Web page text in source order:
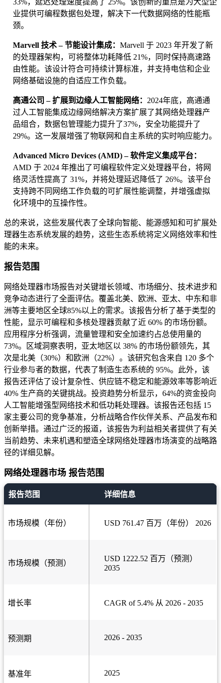
33%，延迟处理速度提高了 25%。该创新的重点是为大型企
业提供可编程数据包处理，解决下一代数据网络的性能瓶
颈。
Marvell 技术 – 节能设计集成： Marvell 于 2023 年开发了新
的处理器架构，可将整体功耗降低 21%，同时保持高速路
由性能。该设计符合可持续计算标准，并支持电信和企业
网络基础设施的自适应工作负载。
高通公司 – 扩展到边缘人工智能网络： 2024年底，高通通
过人工智能集成边缘网络解决方案扩展了其网络处理器产
品组合，数据包管理能力提升了37%，安全功能提升了
29%。这一发展增强了物联网和自主系统的实时响应能力。
Advanced Micro Devices (AMD) – 软件定义集成平台：
AMD 于 2024 年推出了可编程软件定义处理器平台，将网
络灵活性提高了 31%，并将处理延迟降低了 26%。该平台
支持跨不同网络工作负载的可扩展性能调整，并增强虚拟
化环境中的互操作性。
总的来说，这些发展代表了全球向智能、能源感知和可扩展处
理器生态系统发展的趋势，这些生态系统将定义网络效率和性
能的未来。
报告范围
网络处理器市场报告对关键增长领域、市场细分、技术进步和
竞争动态进行了全面评估。覆盖北美、欧洲、亚太、中东和非
洲等主要地区全球85%以上的需求。该报告分析了基于类型的
性能，显示可编程和多核处理器贡献了近 60% 的市场份额。
应用程序分析强调，流量管理和安全加速约占总使用量的
73%。区域洞察表明，亚太地区以 38% 的市场份额领先，其
次是北美（30%）和欧洲（22%）。该研究包含来自 120 多个
行业参与者的数据，代表了制造生态系统的 95%。此外，该
报告还评估了设计复杂性、供应链不稳定和能源效率等影响近
40% 生产商的关键挑战。投资趋势分析显示，64%的资金投向
人工智能增强型网络技术和低功耗处理器。该报告还包括 15
家主要公司的竞争基准，分析战略合作伙伴关系、产品发布和
创新举措。通过广泛的报道，该报告为利益相关者提供了有关
当前趋势、未来机遇和塑造全球网络处理器市场演变的战略路
径的详细见解。
网络处理器市场 报告范围
报告范围 详细信息
市场规模（年份） USD 761.47 百万（年份） 2026
市场规模（预测）
USD 1222.52 百万（预测）
2035
增长率 CAGR of 5.4% 从 2026 - 2035
预测期 2026 - 2035
基准年 2025